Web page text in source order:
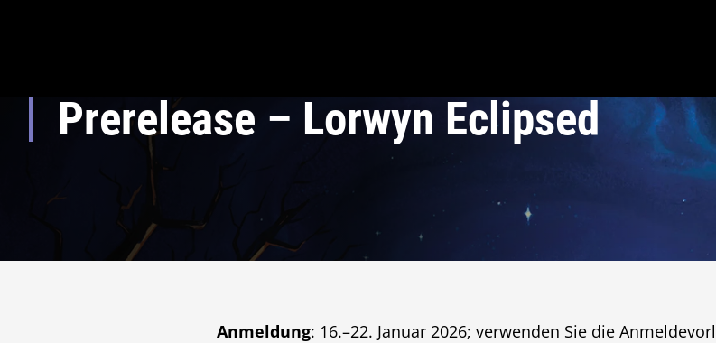
Prerelease – Lorwyn Eclipsed
Anmeldung: 16.–22. Januar 2026; verwenden Sie die